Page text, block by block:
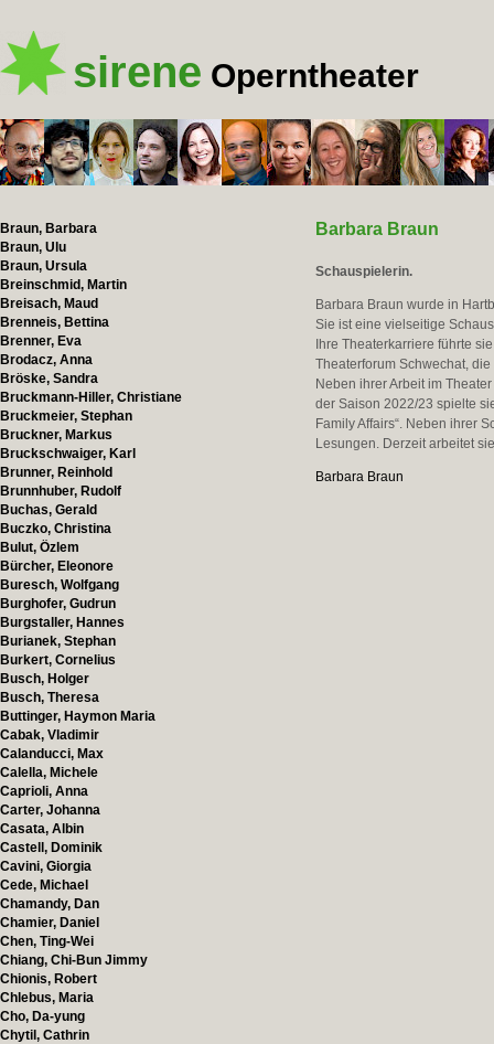
sirene Operntheater
Braun, Barbara
Braun, Ulu
Braun, Ursula
Breinschmid, Martin
Breisach, Maud
Brenneis, Bettina
Brenner, Eva
Brodacz, Anna
Bröske, Sandra
Bruckmann-Hiller, Christiane
Bruckmeier, Stephan
Bruckner, Markus
Bruckschwaiger, Karl
Brunner, Reinhold
Brunnhuber, Rudolf
Buchas, Gerald
Buczko, Christina
Bulut, Özlem
Bürcher, Eleonore
Buresch, Wolfgang
Burghofer, Gudrun
Burgstaller, Hannes
Burianek, Stephan
Burkert, Cornelius
Busch, Holger
Busch, Theresa
Buttinger, Haymon Maria
Cabak, Vladimir
Calanducci, Max
Calella, Michele
Caprioli, Anna
Carter, Johanna
Casata, Albin
Castell, Dominik
Cavini, Giorgia
Cede, Michael
Chamandy, Dan
Chamier, Daniel
Chen, Ting-Wei
Chiang, Chi-Bun Jimmy
Chionis, Robert
Chlebus, Maria
Cho, Da-yung
Chytil, Cathrin
Barbara Braun
Schauspielerin.
Barbara Braun wurde in
Sie ist eine vielseitige
Ihre Theaterkarriere führte
Theaterforum Schwechat,
Neben ihrer Arbeit im
der Saison 2022/23 spielte
Family Affairs“. Neben ihrer
Lesungen. Derzeit arbeitet
Barbara Braun